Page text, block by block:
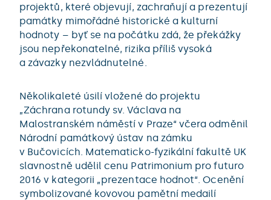
projektů, které objevují, zachraňují a prezentují
památky mimořádné historické a kulturní
hodnoty – byť se na počátku zdá, že překážky
jsou nepřekonatelné, rizika příliš vysoká
a závazky nezvládnutelné.
Několikaleté úsilí vložené do projektu
„Záchrana rotundy sv. Václava na
Malostranském náměstí v Praze“ včera odměnil
Národní památkový ústav na zámku
v Bučovicích. Matematicko-fyzikální fakultě UK
slavnostně udělil cenu Patrimonium pro futuro
2016 v kategorii „prezentace hodnot“. Ocenění
symbolizované kovovou pamětní medailí